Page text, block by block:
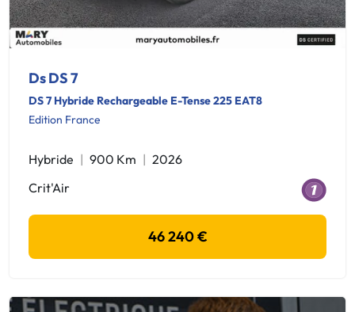
Ds DS 7
DS 7 Hybride Rechargeable E-Tense 225 EAT8
Edition France
Hybride 900 Km
2026
Crit'Air
46 240 €